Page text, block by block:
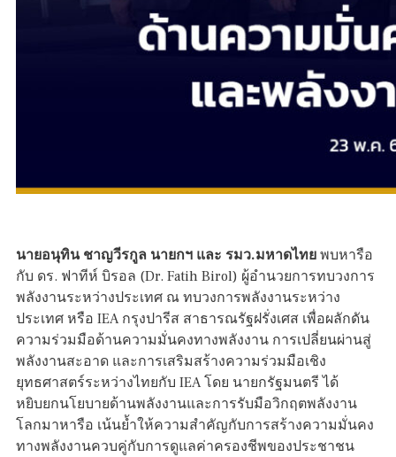
นายอนุทิน ชาญวีรกูล นายกฯ และ รมว.มหาดไทย พบหารือ
กับ ดร. ฟาทีห์ บิรอล (Dr. Fatih Birol) ผู้อำนวยการทบวงการ
พลังงานระหว่างประเทศ ณ ทบวงการพลังงานระหว่าง
ประเทศ หรือ IEA กรุงปารีส สาธารณรัฐฝรั่งเศส เพื่อผลักดัน
ความร่วมมือด้านความมั่นคงทางพลังงาน การเปลี่ยนผ่านสู่
พลังงานสะอาด และการเสริมสร้างความร่วมมือเชิง
ยุทธศาสตร์ระหว่างไทยกับ IEA โดย นายกรัฐมนตรี ได้
หยิบยกนโยบายด้านพลังงานและการรับมือวิกฤตพลังงาน
โลกมาหารือ เน้นย้ำให้ความสำคัญกับการสร้างความมั่นคง
ทางพลังงานควบคู่กับการดูแลค่าครองชีพของประชาชน